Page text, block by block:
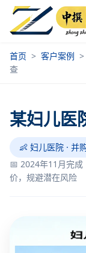
首页 > 客户案例 >
查
某妇儿医
👶 妇儿医院 · 并
📅 2024年11月完
价，规避潜在风险